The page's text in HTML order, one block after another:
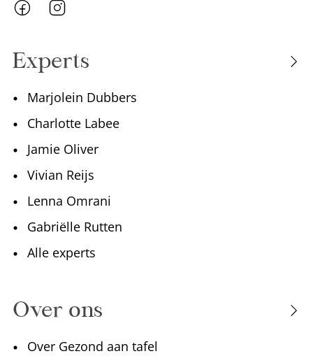
Experts
Marjolein Dubbers
Charlotte Labee
Jamie Oliver
Vivian Reijs
Lenna Omrani
Gabriëlle Rutten
Alle experts
Over ons
Over Gezond aan tafel